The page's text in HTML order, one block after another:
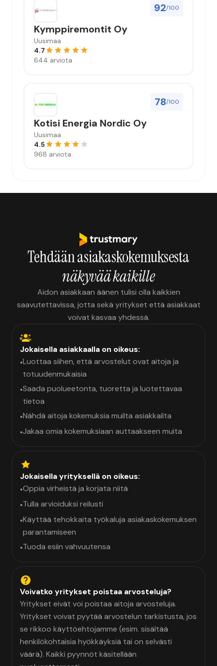
92/100
Kymppiremontit Oy
Uusimaa
4.7
644 arviota
78/100
Kotisi Energia Nordic Oy
Uusimaa
4.5
968 arviota
Tehdään asiakaskokemuksesta
näkyvää kaikille
Aidon asiakkaan äänen tulisi olla kaikkien
saavutettavissa, jotta sekä yritykset että asiakkaat
voivat kasvaa yhdessä.
Jokaisella asiakkaalla on oikeus:
•Luottaa siihen, että arvostelut ovat aitoja ja
totuudenmukaisia
•Saada puolueetonta, tuoretta ja luotettavaa
tietoa
•Nähdä aitoja kokemuksia muilta asiakkailta
•Jakaa omia kokemuksiaan auttaakseen muita
Jokaisella yrityksellä on oikeus:
•Oppia virheistä ja korjata niitä
•Tulla arvioiduksi reilusti
•Käyttää tehokkaita työkaluja asiakaskokemuksen
parantamiseen
•Tuoda esiin vahvuutensa
Voivatko yritykset poistaa arvosteluja?
Yritykset eivät voi poistaa aitoja arvosteluja.
Yritykset voivat pyytää arvostelun tarkistusta, jos
se rikkoo käyttöehtojamme (esim. sisältää
henkilökohtaisia hyökkäyksiä tai on selvästi
väärä). Kaikki pyynnöt käsitellään